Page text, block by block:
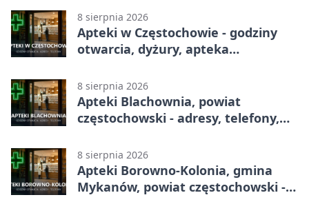
8 sierpnia 2026
Apteki w Częstochowie - godziny
otwarcia, dyżury, apteka
8 sierpnia 2026
Apteki Blachownia, powiat
częstochowski - adresy, telefony,
8 sierpnia 2026
Apteki Borowno-Kolonia, gmina
Mykanów, powiat częstochowski -